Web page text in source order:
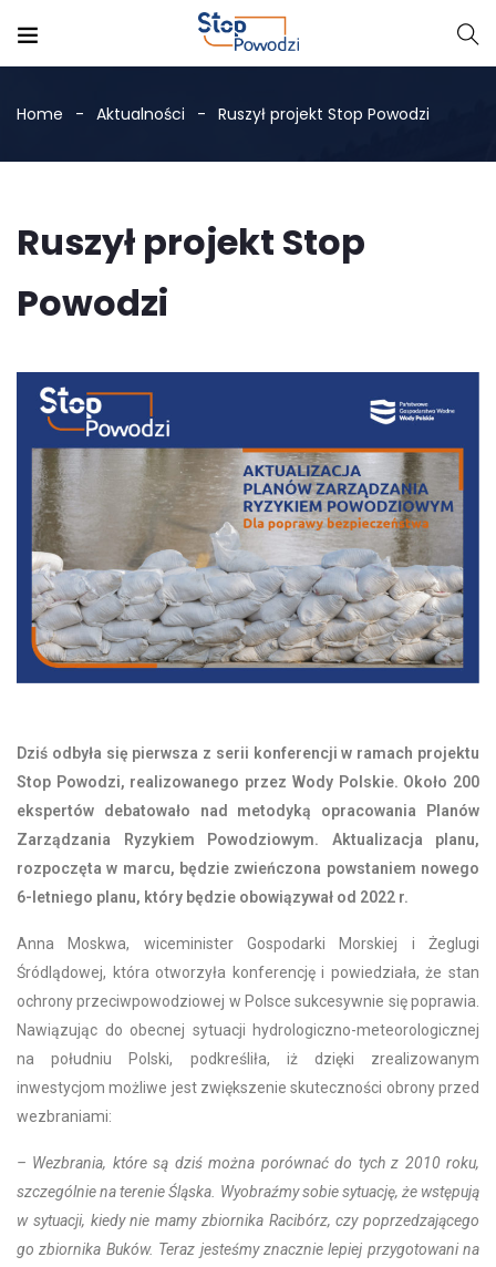
Home Aktualności Ruszył projekt Stop Powodzi
Ruszył projekt Stop
Powodzi
Dziś odbyła się pierwsza z serii konferencji w ramach projektu
Stop Powodzi, realizowanego przez Wody Polskie. Około 200
ekspertów debatowało nad metodyką opracowania Planów
Zarządzania Ryzykiem Powodziowym. Aktualizacja planu,
rozpoczęta w marcu, będzie zwieńczona powstaniem nowego
6-letniego planu, który będzie obowiązywał od 2022 r.
Anna Moskwa, wiceminister Gospodarki Morskiej i Żeglugi
Śródlądowej, która otworzyła konferencję i powiedziała, że stan
ochrony przeciwpowodziowej w Polsce sukcesywnie się poprawia.
Nawiązując do obecnej sytuacji hydrologiczno-meteorologicznej
na południu Polski, podkreśliła, iż dzięki zrealizowanym
inwestycjom możliwe jest zwiększenie skuteczności obrony przed
wezbraniami:
– Wezbrania, które są dziś można porównać do tych z 2010 roku,
szczególnie na terenie Śląska. Wyobraźmy sobie sytuację, że wstępują
w sytuacji, kiedy nie mamy zbiornika Racibórz, czy poprzedzającego
go zbiornika Buków. Teraz jesteśmy znacznie lepiej przygotowani na